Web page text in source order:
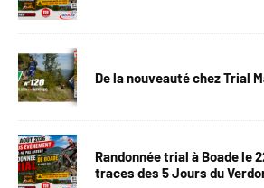
De la nouveauté chez Trial
Randonnée trial à Boade le
traces des 5 Jours du